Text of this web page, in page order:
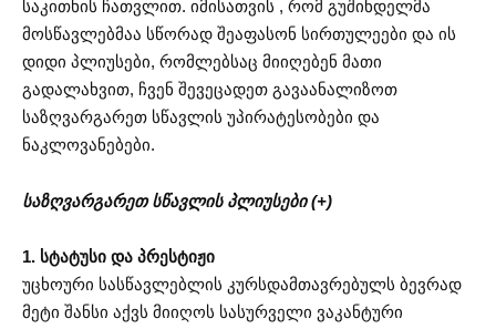
საკითხის ჩათვლით. იმისათვის , რომ გუშინდელმა
მოსწავლებმაა სწორად შეაფასონ სირთულეები და ის
დიდი პლიუსები, რომლებსაც მიიღებენ მათი
გადალახვით, ჩვენ შევეცადეთ გავაანალიზოთ
საზღვარგარეთ სწავლის უპირატესობები და
ნაკლოვანებები.
საზღვარგარეთ სწავლის პლიუსები (+)
1. სტატუსი და პრესტიჟი
უცხოური სასწავლებლის კურსდამთავრებულს ბევრად
მეტი შანსი აქვს მიიღოს სასურველი ვაკანტური